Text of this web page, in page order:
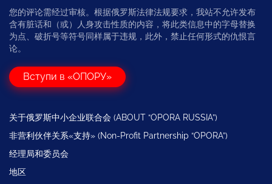
您的评论需经过审核。根据俄罗斯法律法规要求，我站不允许发布
含有脏话和（或）人身攻击性质的内容，将此类信息中的字母替换
为点、破折号等符号同样属于违规，此外，禁止任何形式的仇恨言
论。
Вступи в «ОПОРУ»
关于俄罗斯中小企业联合会 (ABOUT “OPORA RUSSIA”)
非营利伙伴关系«支持» (Non-Profit Partnership “OPORA”)
经理局和委员会
地区